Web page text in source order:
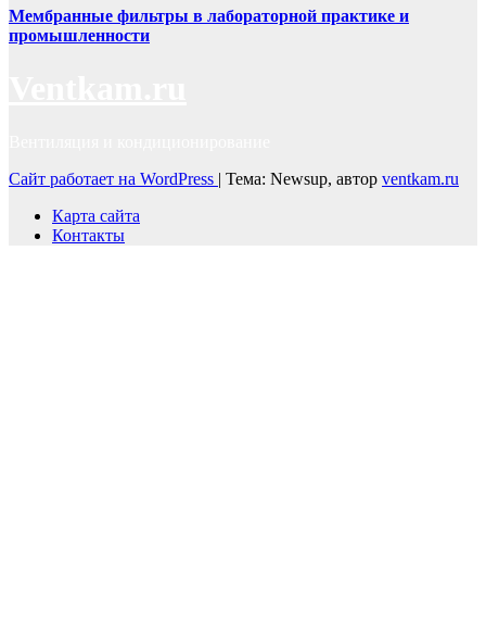
Мембранные фильтры в лабораторной практике и
промышленности
Сайт работает на WordPress | Тема: Newsup, автор ventkam.ru
Карта сайта
Контакты